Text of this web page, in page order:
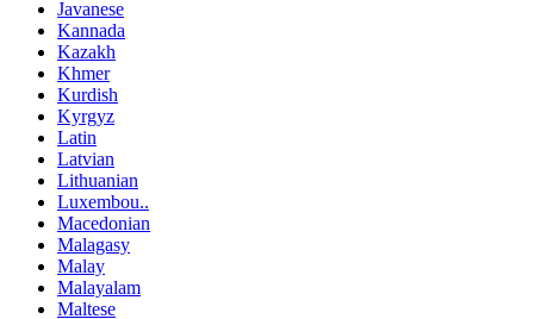
Javanese
Kannada
Kazakh
Khmer
Kurdish
Kyrgyz
Latin
Latvian
Lithuanian
Luxembou..
Macedonian
Malagasy
Malay
Malayalam
Maltese